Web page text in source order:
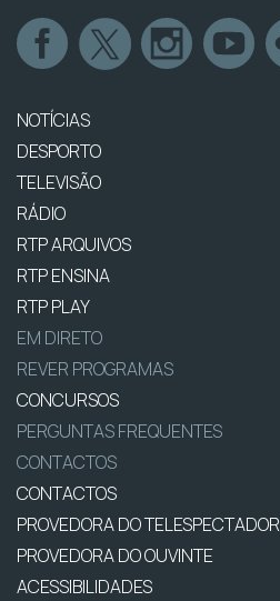
NOTÍCIAS
DESPORTO
TELEVISÃO
RÁDIO
RTP ARQUIVOS
RTP ENSINA
RTP PLAY
EM DIRETO
REVER PROGRAMAS
CONCURSOS
PERGUNTAS FREQUENTES
CONTACTOS
CONTACTOS
PROVEDORA DO TELESPECTADOR
PROVEDORA DO OUVINTE
ACESSIBILIDADES